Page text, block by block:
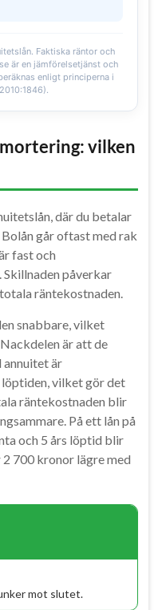
Faktiska räntor och
är en jämförelsetjänst och
enligt principerna i
vilken
där du betalar
går oftast med rak
fast och
påverkar
räntekostnaden.
snabbare, vilket
är att de
annuitet är
löptiden, vilket gör det
räntekostnaden blir
På ett lån på
och 5 års löptid blir
700 kronor lägre med
mot slutet.